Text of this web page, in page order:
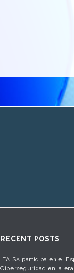
RECENT POSTS
IEAISA participa en el
Ciberseguridad en la